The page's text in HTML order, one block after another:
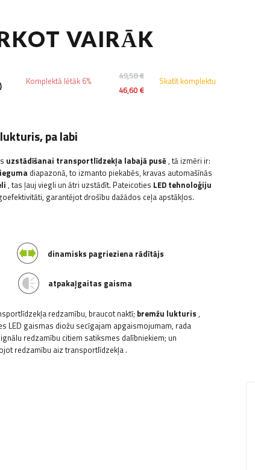
VAIRĀK
49,58 €
46,60 €
Komplektā lētāk 6% Skatīt komplektu
pa labi
uzstādīšanai transportlīdzekļa labajā pusē, tā izmēri ir:
diapazonā, to izmanto piekabēs, kravas automašīnās
, tas ļauj viegli un ātri uzstādīt. Pateicoties LED tehnoloģiju
garantējot drošību dažādos ceļa apstākļos.
dinamisks pagrieziena rādītājs
atpakaļgaitas gaisma
redzamību, braucot naktī; bremžu lukturis ,
LED gaismas diožu secīgajam apgaismojumam, rada
redzamību citiem satiksmes dalībniekiem; un
redzamību aiz transportlīdzekļa .